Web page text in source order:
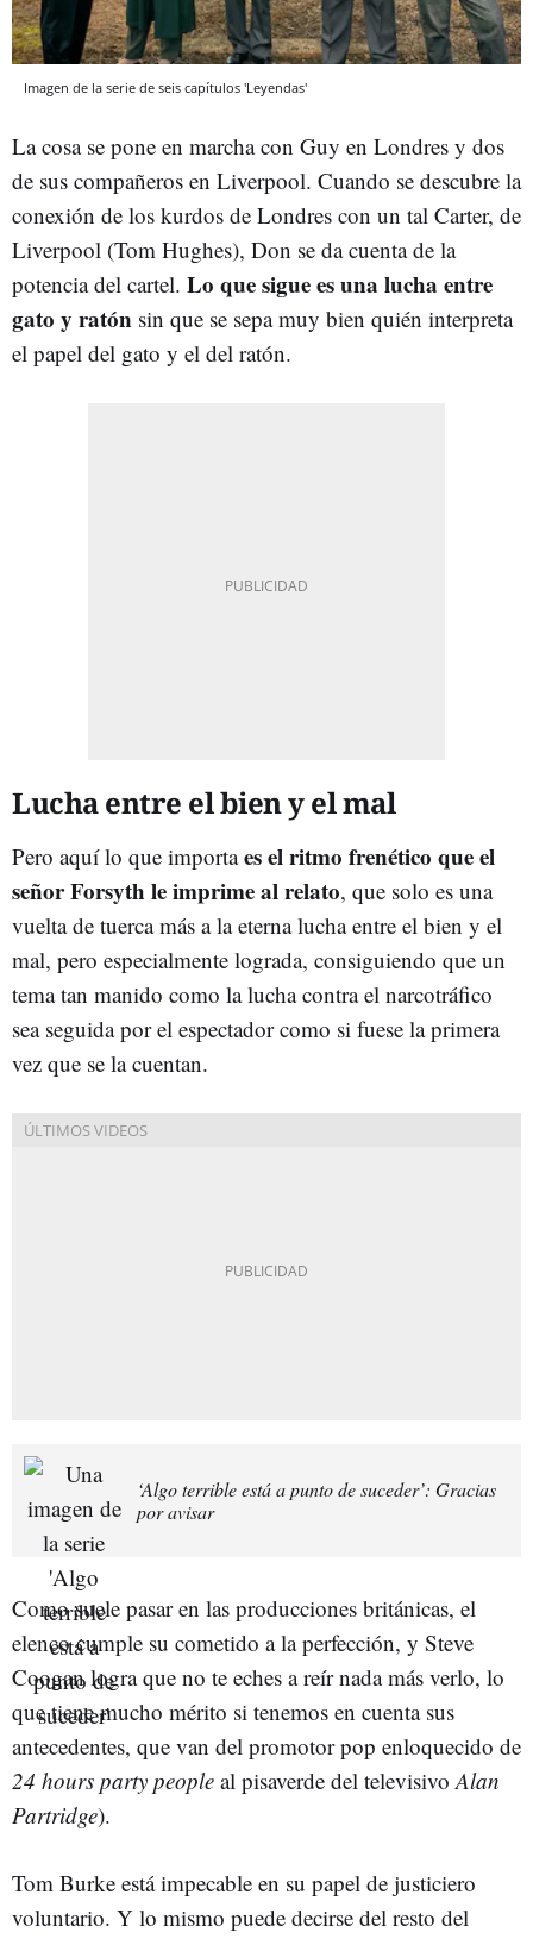
Imagen de la serie de seis capítulos 'Leyendas'
La cosa se pone en marcha con Guy en Londres y dos
de sus compañeros en Liverpool. Cuando se descubre la
conexión de los kurdos de Londres con un tal Carter, de
Liverpool (Tom Hughes), Don se da cuenta de la
potencia del cartel. Lo que sigue es una lucha entre
gato y ratón sin que se sepa muy bien quién interpreta
el papel del gato y el del ratón.
Lucha entre el bien y el mal
Pero aquí lo que importaes el ritmo frenético que el
señor Forsyth le imprime al relato, que solo es una
vuelta de tuerca más a la eterna lucha entre el bien y el
mal, pero especialmente lograda, consiguiendo que un
tema tan manido como la lucha contra el narcotráfico
sea seguida por el espectador como si fuese la primera
vez que se la cuentan.
‘Algo terrible está a punto de suceder’: Gracias
por avisar
Como suele pasar en las producciones británicas, el
elenco cumple su cometido a la perfección, y Steve
Coogan logra que no te eches a reír nada más verlo, lo
que tiene mucho mérito si tenemos en cuenta sus
antecedentes, que van del promotor pop enloquecido de
24 hours party people al pisaverde del televisivo Alan
Partridge).
Tom Burke está impecable en su papel de justiciero
voluntario. Y lo mismo puede decirse del resto del